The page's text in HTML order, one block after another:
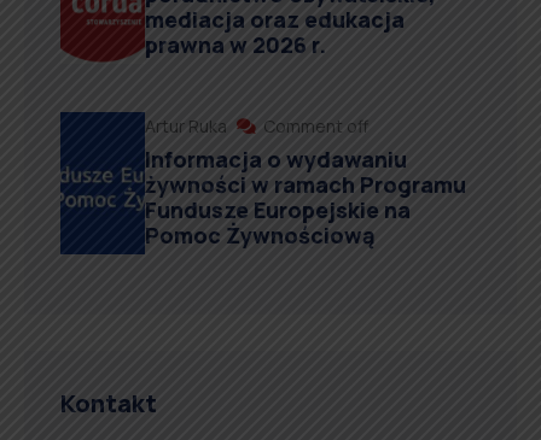
mediacja oraz edukacja
prawna w 2026 r.
Artur Ruka Comment off
Informacja o wydawaniu
żywności w ramach Programu
Fundusze Europejskie na
Pomoc Żywnościową
Kontakt